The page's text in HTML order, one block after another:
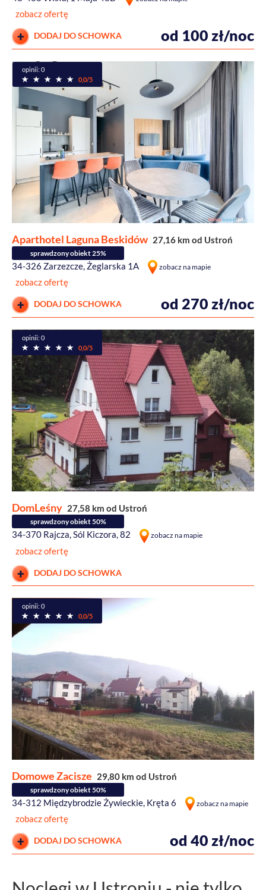
zobacz ofertę
DODAJ DO SCHOWKA od 100 zł/noc
opinii: 0
0,0/5
Aparthotel Laguna Beskidów 27,16 km od Ustroń
sprawdzony obiekt 25%
34-326 Zarzezcze, Żeglarska 1A zobacz na mapie
zobacz ofertę
DODAJ DO SCHOWKA od 270 zł/noc
opinii: 0
0,0/5
DomLeśny 27,58 km od Ustroń
sprawdzony obiekt 50%
34-370 Rajcza, Sól Kiczora, 82 zobacz na mapie
zobacz ofertę
DODAJ DO SCHOWKA
opinii: 0
0,0/5
Domowe Zacisze 29,80 km od Ustroń
sprawdzony obiekt 50%
34-312 Międzybrodzie Żywieckie, Kręta 6 zobacz na mapie
zobacz ofertę
DODAJ DO SCHOWKA od 40 zł/noc